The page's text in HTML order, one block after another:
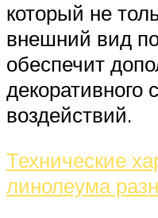
который не
внешний вид
обеспечит
декоративного
воздействий.
Технические
линолеума